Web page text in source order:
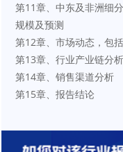
第11章、中东及非洲细
规模及预测
第12章、市场动态，包
第13章、行业产业链分析
第14章、销售渠道分析
第15章、报告结论